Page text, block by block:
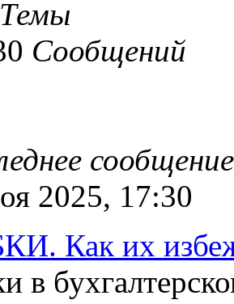
Темы
Сообщений
сообщение
2025, 17:30
Как их
в